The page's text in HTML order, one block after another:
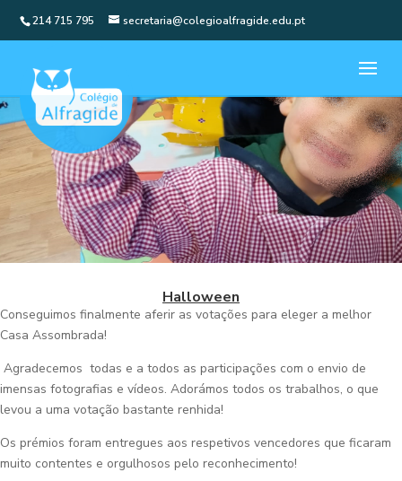
214 715 795 secretaria@colegioalfragide.edu.pt
Halloween
Conseguimos finalmente aferir as votações para eleger a melhor
Casa Assombrada!
Agradecemos todas e a todos as participações com o envio de
imensas fotografias e vídeos. Adorámos todos os trabalhos, o que
levou a uma votação bastante renhida!
Os prémios foram entregues aos respetivos vencedores que ficaram
muito contentes e orgulhosos pelo reconhecimento!